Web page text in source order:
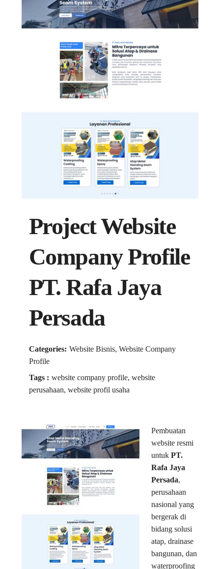
Project Website
Company Profile
PT. Rafa Jaya
Persada
Categories: Website Bisnis, Website Company
Profile
Tags : website company profile, website
perusahaan, website profil usaha
Pembuatan
website resmi
untuk PT.
Rafa Jaya
Persada,
perusahaan
nasional yang
bergerak di
bidang solusi
atap, drainase
bangunan, dan
waterproofing